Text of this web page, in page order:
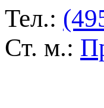
Тел.:
Ст. м.: